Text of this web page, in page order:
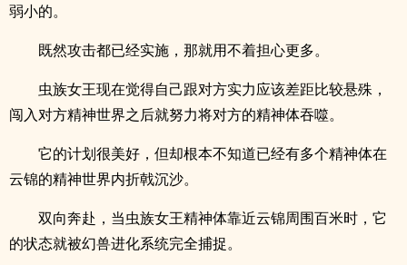
弱小的。
既然攻击都已经实施，那就用不着担心更多。
虫族女王现在觉得自己跟对方实力应该差距比较悬殊，
闯入对方精神世界之后就努力将对方的精神体吞噬。
它的计划很美好，但却根本不知道已经有多个精神体在
云锦的精神世界内折戟沉沙。
双向奔赴，当虫族女王精神体靠近云锦周围百米时，它
的状态就被幻兽进化系统完全捕捉。